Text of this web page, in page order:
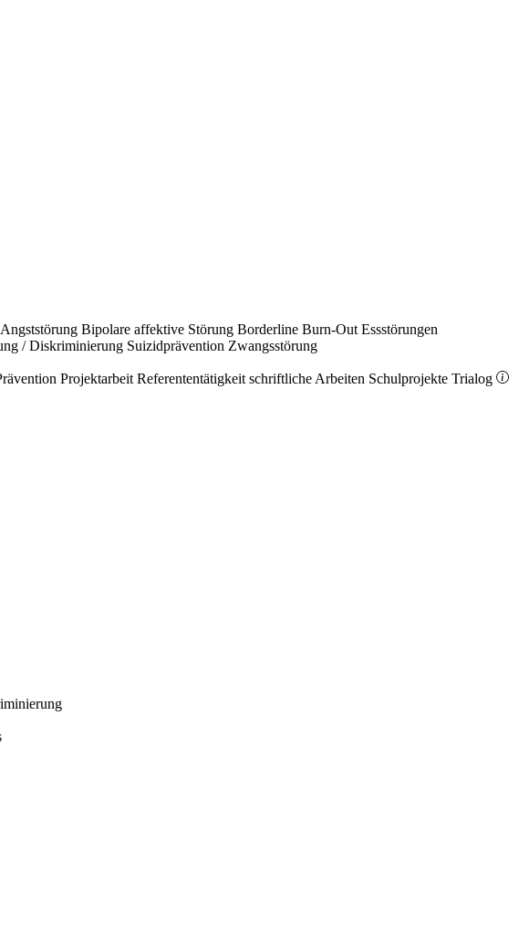
Angststörung Bipolare affektive Störung Borderline Burn-Out Essstörungen
/ Diskriminierung Suizidprävention Zwangsstörung
Projektarbeit Referententätigkeit schriftliche Arbeiten Schulprojekte Trialog